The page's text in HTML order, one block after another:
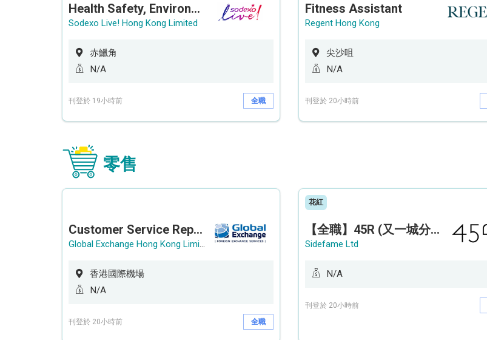
Health Safety, Environment & Quality Assurance Officer (Maternity cover – 5 months contract)
Sodexo Live! Hong Kong Limited
赤鱲角
N/A
刊登於 19小時前 全職
Fitness Assistant
Regent Hong Kong
尖沙咀
N/A
刊登於 20小時前
零售
Customer Service Representative (Airport)
Global Exchange Hong Kong Limited
香港國際機場
N/A
刊登於 20小時前 全職
花紅
【全職】45R (又一城分店) Sales Operation Assistant 銷售營運助理【永久保證佣金+新人獎金$3,000】
Sidefame Ltd
N/A
刊登於 20小時前